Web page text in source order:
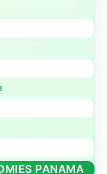
PANAMA